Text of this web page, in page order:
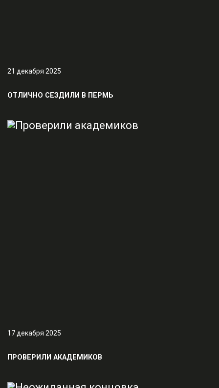
21 декабря 2025
ОТЛИЧНО СЕЗДИЛИ В ПЕРМЬ
17 декабря 2025
ПРОВЕРИЛИ АКАДЕМИКОВ